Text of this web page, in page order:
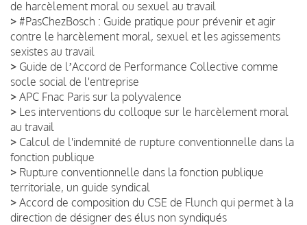
de harcèlement moral ou sexuel au travail
> #PasChezBosch : Guide pratique pour prévenir et agir
contre le harcèlement moral, sexuel et les agissements
sexistes au travail
> Guide de lʼAccord de Performance Collective comme
socle social de l'entreprise
> APC Fnac Paris sur la polyvalence
> Les interventions du colloque sur le harcèlement moral
au travail
> Calcul de l'indemnité de rupture conventionnelle dans la
fonction publique
> Rupture conventionnelle dans la fonction publique
territoriale, un guide syndical
> Accord de composition du CSE de Flunch qui permet à la
direction de désigner des élus non syndiqués